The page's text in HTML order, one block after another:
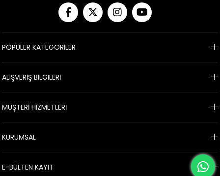
POPÜLER KATEGORİLER
ALIŞVERİŞ BİLGİLERİ
MÜŞTERİ HİZMETLERİ
KURUMSAL
E-BÜLTEN KAYIT